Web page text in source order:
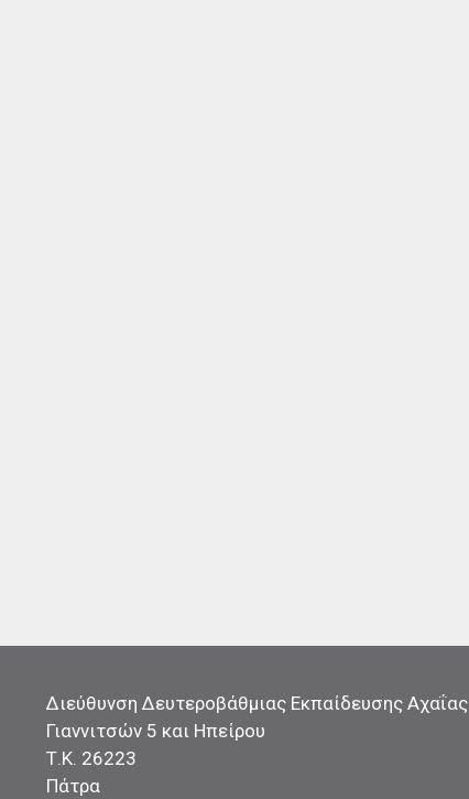
Διεύθυνση Δευτεροβάθμιας Εκπαίδευσης Αχαΐας
Γιαννιτσών 5 και Ηπείρου
Τ.Κ. 26223
Πάτρα